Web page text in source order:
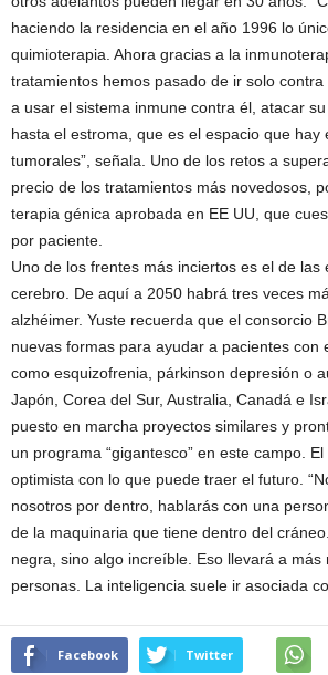
haciendo la residencia en el año 1996 lo
quimioterapia. Ahora gracias a la
tratamientos hemos pasado de ir solo
a usar el sistema inmune contra él, atacar
hasta el estroma, que es el espacio que hay
tumorales”, señala. Uno de los retos a
precio de los tratamientos más novedosos,
terapia génica aprobada en EE UU, que
por paciente.
Uno de los frentes más inciertos es el de las
cerebro. De aquí a 2050 habrá tres veces
alzhéimer. Yuste recuerda que el consorcio
nuevas formas para ayudar a pacientes con
como esquizofrenia, párkinson depresión o
Japón, Corea del Sur, Australia, Canadá e
puesto en marcha proyectos similares y
un programa “gigantesco” en este campo.
optimista con lo que puede traer el futuro.
nosotros por dentro, hablarás con una
de la maquinaria que tiene dentro del
negra, sino algo increíble. Eso llevará a más
personas. La inteligencia suele ir asociada
Facebook Twitter